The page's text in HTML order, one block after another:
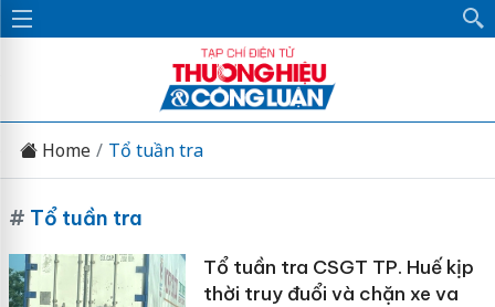
Home Tổ tuần tra
# Tổ tuần tra
Tổ tuần tra CSGT TP. Huế kịp
thời truy đuổi và chặn xe va